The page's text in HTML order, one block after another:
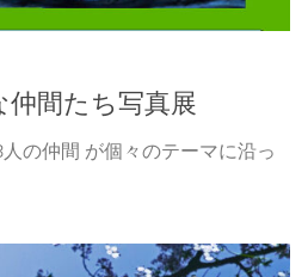
間たち写真展
の仲間 が個々のテーマに沿っ